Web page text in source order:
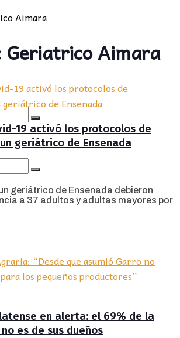
Aimara
Geriatrico Aimara
19 activó los protocolos de
geriátrico de Ensenada
geriátrico de Ensenada debieron
a 37 adultos y adultas mayores por
en alerta: el 69% de la
es de sus dueños